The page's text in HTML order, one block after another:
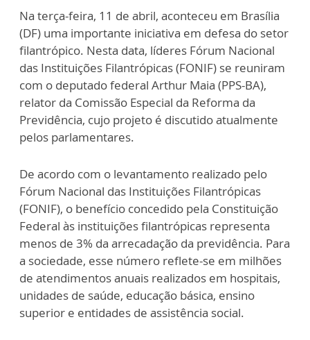
Na terça-feira, 11 de abril, aconteceu em Brasília
(DF) uma importante iniciativa em defesa do setor
filantrópico. Nesta data, líderes Fórum Nacional
das Instituições Filantrópicas (FONIF) se reuniram
com o deputado federal Arthur Maia (PPS-BA),
relator da Comissão Especial da Reforma da
Previdência, cujo projeto é discutido atualmente
pelos parlamentares.
De acordo com o levantamento realizado pelo
Fórum Nacional das Instituições Filantrópicas
(FONIF), o benefício concedido pela Constituição
Federal às instituições filantrópicas representa
menos de 3% da arrecadação da previdência. Para
a sociedade, esse número reflete-se em milhões
de atendimentos anuais realizados em hospitais,
unidades de saúde, educação básica, ensino
superior e entidades de assistência social.